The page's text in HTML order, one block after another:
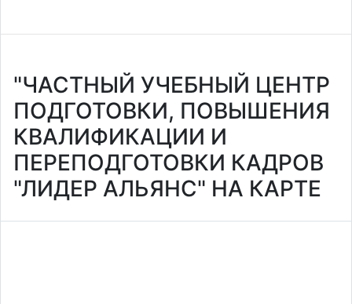
"ЧАСТНЫЙ УЧЕБНЫЙ ЦЕНТР
ПОДГОТОВКИ, ПОВЫШЕНИЯ
КВАЛИФИКАЦИИ И
ПЕРЕПОДГОТОВКИ КАДРОВ
"ЛИДЕР АЛЬЯНС" НА КАРТЕ